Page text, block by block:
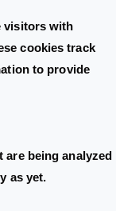
visitors with
cookies track
to provide
are being analyzed
as yet.